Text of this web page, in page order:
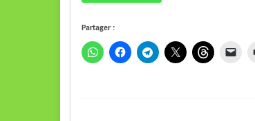
Partager :